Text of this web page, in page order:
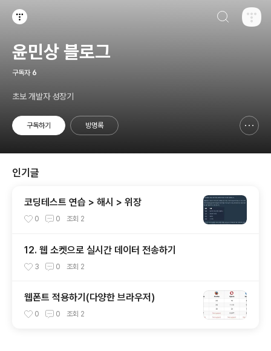
윤민상 블로그
구독자 6
초보 개발자 성장기
구독하기 방명록
인기글
코딩테스트 연습 > 해시 > 위장
0 0 조회 2
12. 웹 소켓으로 실시간 데이터 전송하기
3 0 조회 2
웹폰트 적용하기(다양한 브라우저)
0 0 조회 2